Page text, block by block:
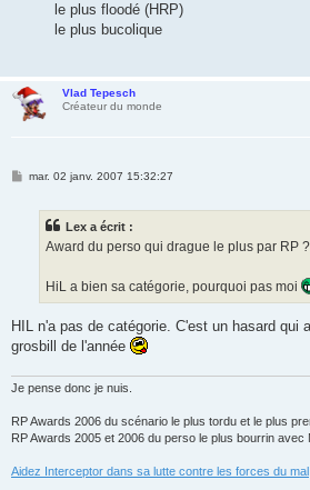
le plus floodé (HRP)
le plus bucolique
Vlad Tepesch
Créateur du monde
Mmar. 02 janv. 2007 15:32:27
Lex a écrit :
Award du perso qui drague le plus par RP ?
HiL a bien sa catégorie, pourquoi pas moi
HIL n'a pas de catégorie. C'est un hasard qui
grosbill de l'année
Je pense donc je nuis.
RP Awards 2006 du scénario le plus tordu et le plus
RP Awards 2005 et 2006 du perso le plus bourrin avec
Aidez Interceptor dans sa lutte contre les forces du mal